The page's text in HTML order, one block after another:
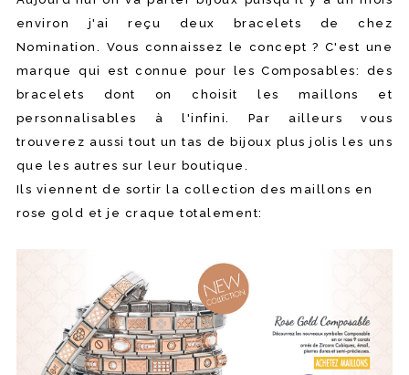
environ j'ai reçu deux bracelets de chez
Nomination. Vous connaissez le concept ? C'est une
marque qui est connue pour les Composables: des
bracelets dont on choisit les maillons et
personnalisables à l'infini. Par ailleurs vous
trouverez aussi tout un tas de bijoux plus jolis les uns
que les autres sur leur boutique.
Ils viennent de sortir la collection des maillons en
rose gold et je craque totalement: